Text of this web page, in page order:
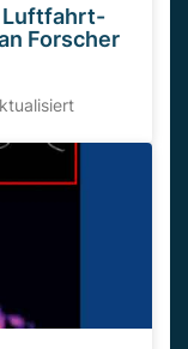
Luftfahrt-
Forscher